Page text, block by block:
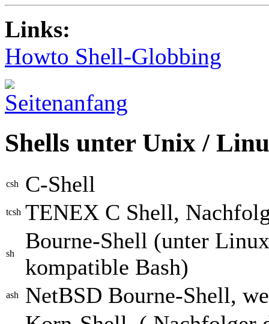
Links:
Howto Shell-Globbing
Shells unter Unix /
csh C-Shell
tcsh TENEX C Shell,
sh
Bourne-Shell (unter
kompatible Bash)
ash NetBSD Bourne-Shell,